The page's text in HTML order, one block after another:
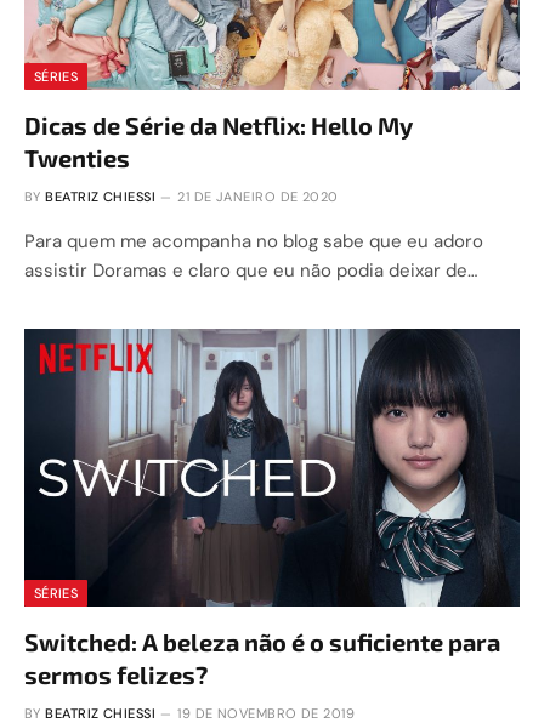
SÉRIES
Dicas de Série da Netflix: Hello My
Twenties
BY BEATRIZ CHIESSI 21 DE JANEIRO DE 2020
Para quem me acompanha no blog sabe que eu adoro
assistir Doramas e claro que eu não podia deixar de…
SÉRIES
Switched: A beleza não é o suficiente para
sermos felizes?
BY BEATRIZ CHIESSI 19 DE NOVEMBRO DE 2019